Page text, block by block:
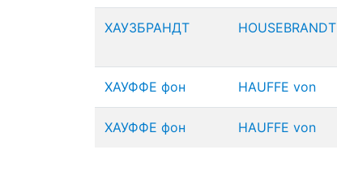
ХАУЗБРАНДТ HOUSEBRANDT
ХАУФФЕ фон HAUFFE von
ХАУФФЕ фон HAUFFE von